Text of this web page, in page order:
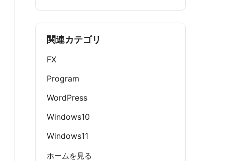
関連カテゴリ
FX
Program
WordPress
Windows10
Windows11
ホームを見る